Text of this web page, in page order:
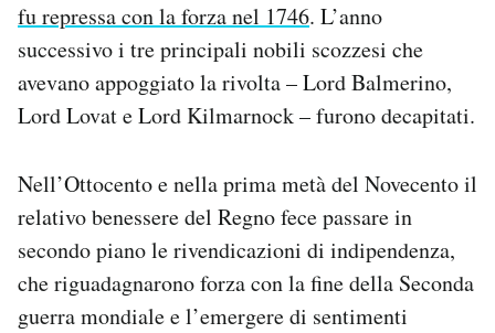
fu repressa con la forza nel 1746. L’anno
successivo i tre principali nobili scozzesi che
avevano appoggiato la rivolta – Lord Balmerino,
Lord Lovat e Lord Kilmarnock – furono decapitati.
Nell’Ottocento e nella prima metà del Novecento il
relativo benessere del Regno fece passare in
secondo piano le rivendicazioni di indipendenza,
che riguadagnarono forza con la fine della Seconda
guerra mondiale e l’emergere di sentimenti